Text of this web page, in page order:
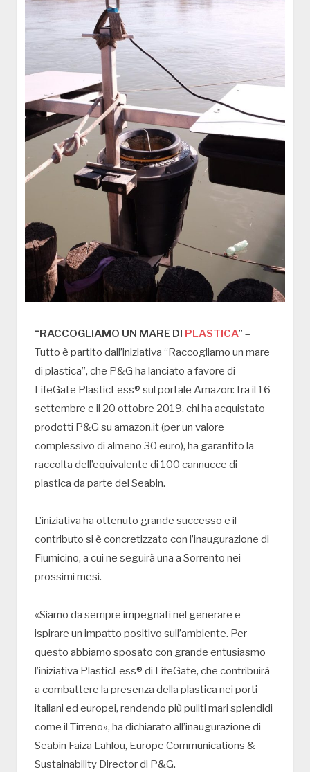
“RACCOGLIAMO UN MARE DI PLASTICA” –
Tutto è partito dall’iniziativa “Raccogliamo un mare
di plastica”, che P&G ha lanciato a favore di
LifeGate PlasticLess® sul portale Amazon: tra il 16
settembre e il 20 ottobre 2019, chi ha acquistato
prodotti P&G su amazon.it (per un valore
complessivo di almeno 30 euro), ha garantito la
raccolta dell’equivalente di 100 cannucce di
plastica da parte del Seabin.
L’iniziativa ha ottenuto grande successo e il
contributo si è concretizzato con l’inaugurazione di
Fiumicino, a cui ne seguirà una a Sorrento nei
prossimi mesi.
«Siamo da sempre impegnati nel generare e
ispirare un impatto positivo sull’ambiente. Per
questo abbiamo sposato con grande entusiasmo
l’iniziativa PlasticLess® di LifeGate, che contribuirà
a combattere la presenza della plastica nei porti
italiani ed europei, rendendo più puliti mari splendidi
come il Tirreno», ha dichiarato all’inaugurazione di
Seabin Faiza Lahlou, Europe Communications &
Sustainability Director di P&G.